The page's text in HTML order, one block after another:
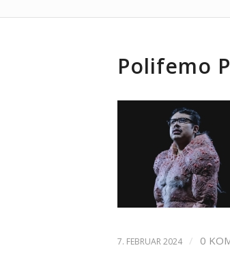
Polifemo
7. FEBRUAR 2024 / 0